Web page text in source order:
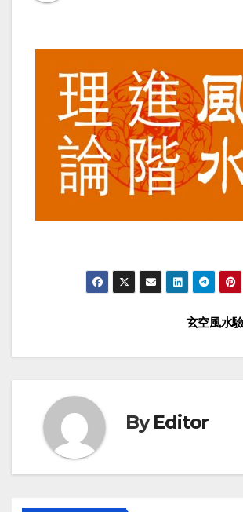
navigation
玄空風水
ByEditor